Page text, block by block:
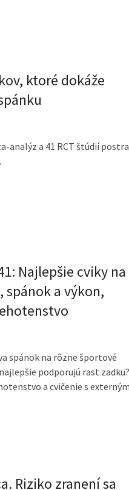
ktoré dokáže
analýz a 41 RCT štúdií
Najlepšie cviky na
spánok a výkon,
spánok na rôzne športové
podporujú rast
a cvičenie s
Riziko zranení sa